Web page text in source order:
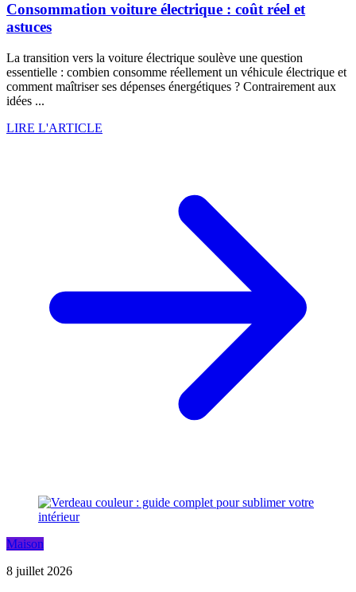
Consommation voiture électrique : coût réel et
astuces
La transition vers la voiture électrique soulève une question
essentielle : combien consomme réellement un véhicule électrique et
comment maîtriser ses dépenses énergétiques ? Contrairement aux
idées ...
LIRE L'ARTICLE
Maison
8 juillet 2026